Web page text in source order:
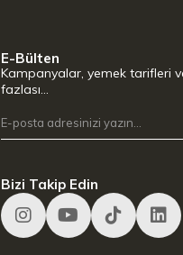
E-Bülten
Kampanyalar, yemek tarifleri
fazlası…
Bizi Takip Edin